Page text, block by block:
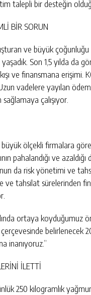
talepli bir desteğin
BİR SORUN
ve büyük
Son 1,5 yılda da
ve finansmana erişimi.
vadelere yayılan
çalışıyor.
ölçekli firmalara
pahalandığı ve
da risk yönetimi ve
ve tahsilat sürelerinden
ortaya koyduğumuz
belirlenecek
inanıyoruz.”
İLETTİ
250 kilogramlık